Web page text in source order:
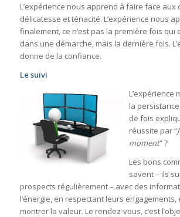
L’expérience nous apprend à faire face aux
délicatesse et ténacité. L’expérience nous
finalement, ce n’est pas la première fois qui
dans une démarche, mais la dernière fois.
donne de la confiance.
Le suivi
L’expérience
la
de fois
réussite par “
moment” ?
Les bons
savent – ils
prospects régulièrement – avec des
l’énergie, en respectant leurs
montrer la valeur. Le rendez-vous, c’est